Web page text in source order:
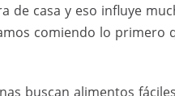
de casa y eso influye
comiendo lo
buscan alimentos